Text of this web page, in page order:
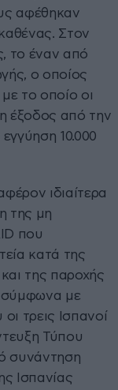
αφέθηκαν
Στον
το έναν από
ο οποίος
το οποίο οι
έξοδος από την
10.000
ιδιαίτερα
της μη
που
κατά της
της παροχής
σύμφωνα με
τρεις Ισπανοί
Τύπου
συνάντηση
Ισπανίας